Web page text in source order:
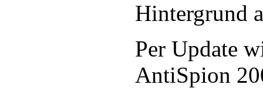
Hintergrund
Per Update
AntiSpion